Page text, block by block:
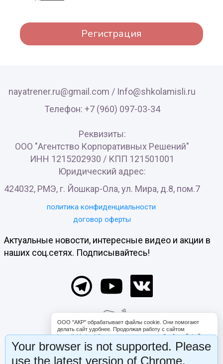
Регистрация
nayatrener.ru@gmail.com / Info@shkolamisli.ru
Телефон: +7 (960) 097-03-34
Реквизиты:
ООО "Агентство Корпоративных Решений"
ИНН 1215202930 / КПП 121501001
Юридический адрес:
424032, РМЭ, г. Йошкар-Ола, ул. Мира, д.8, пом.7
политика конфиденциальности
договор оферты
Актуальные новости, интересные видео и акции в
наших соц.сетях. Подписывайтесь!
ООО "АКР" обрабатывает файлы cookie. Они помогают
делать сайт удобнее. Продолжая работу с сайтом
https://shkolamisli.ru, вы соглашаетесь с обработкой файлов
cookie. Вы можете запретить обработку некоторых типов
cookie в настройках браузера либо на странице
«Уведомление об использовании файлов cookie».
Your browser is not supported. Please
use the latest version of Chrome,